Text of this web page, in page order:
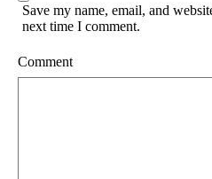
Save my name, email, and
next time I comment.
Comment